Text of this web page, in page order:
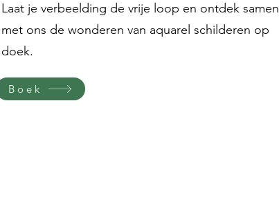
Laat je verbeelding de vrije loop en ontdek samen
met ons de wonderen van aquarel schilderen op
doek.
Boek